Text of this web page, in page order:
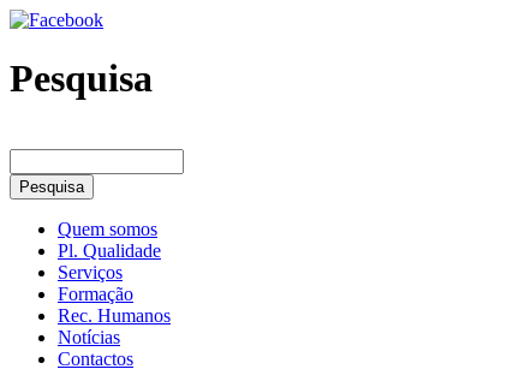
Pesquisa
Quem somos
Pl. Qualidade
Serviços
Formação
Rec. Humanos
Notícias
Contactos